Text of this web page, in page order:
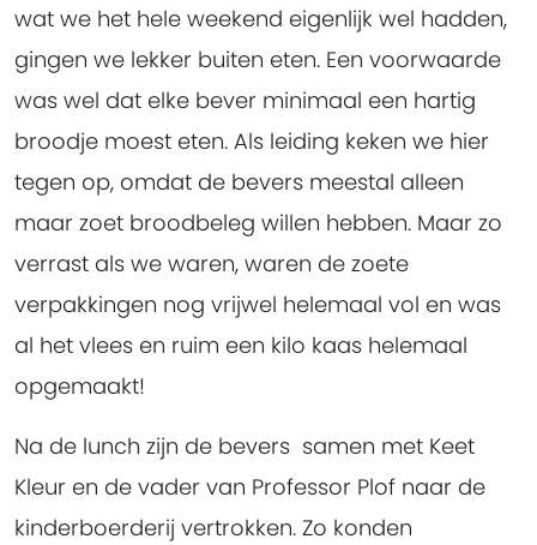
wat we het hele weekend eigenlijk wel hadden,
gingen we lekker buiten eten. Een voorwaarde
was wel dat elke bever minimaal een hartig
broodje moest eten. Als leiding keken we hier
tegen op, omdat de bevers meestal alleen
maar zoet broodbeleg willen hebben. Maar zo
verrast als we waren, waren de zoete
verpakkingen nog vrijwel helemaal vol en was
al het vlees en ruim een kilo kaas helemaal
opgemaakt!
Na de lunch zijn de bevers samen met Keet
Kleur en de vader van Professor Plof naar de
kinderboerderij vertrokken. Zo konden